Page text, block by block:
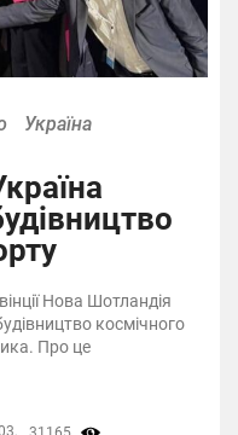
Україна
Нова Шотландія
космічного
Про це